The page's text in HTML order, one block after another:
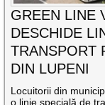
GREEN LINE
DESCHIDE
TRANSPORT
DIN LUPENI
Locuitorii din
o linie specială de